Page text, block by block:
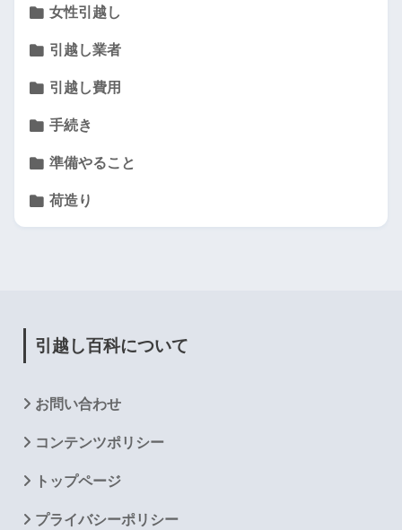
女性引越し
引越し業者
引越し費用
手続き
準備やること
荷造り
引越し百科について
お問い合わせ
コンテンツポリシー
トップページ
プライバシーポリシー